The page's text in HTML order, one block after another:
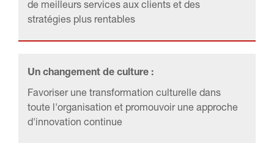
de meilleurs services aux clients et des
stratégies plus rentables
Un changement de culture :
Favoriser une transformation culturelle dans
toute l'organisation et promouvoir une approche
d'innovation continue